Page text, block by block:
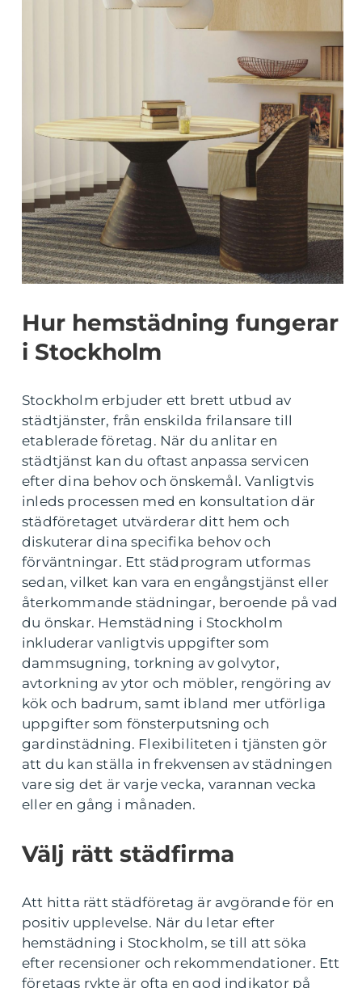
Hur hemstädning fungerar
i Stockholm
Stockholm erbjuder ett brett utbud av
städtjänster, från enskilda frilansare till
etablerade företag. När du anlitar en
städtjänst kan du oftast anpassa servicen
efter dina behov och önskemål. Vanligtvis
inleds processen med en konsultation där
städföretaget utvärderar ditt hem och
diskuterar dina specifika behov och
förväntningar. Ett städprogram utformas
sedan, vilket kan vara en engångstjänst eller
återkommande städningar, beroende på vad
du önskar. Hemstädning i Stockholm
inkluderar vanligtvis uppgifter som
dammsugning, torkning av golvytor,
avtorkning av ytor och möbler, rengöring av
kök och badrum, samt ibland mer utförliga
uppgifter som fönsterputsning och
gardinstädning. Flexibiliteten i tjänsten gör
att du kan ställa in frekvensen av städningen
vare sig det är varje vecka, varannan vecka
eller en gång i månaden.
Välj rätt städfirma
Att hitta rätt städföretag är avgörande för en
positiv upplevelse. När du letar efter
hemstädning i Stockholm, se till att söka
efter recensioner och rekommendationer. Ett
företags rykte är ofta en god indikator på